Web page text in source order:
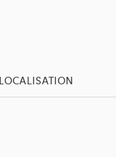
LOCALISATION